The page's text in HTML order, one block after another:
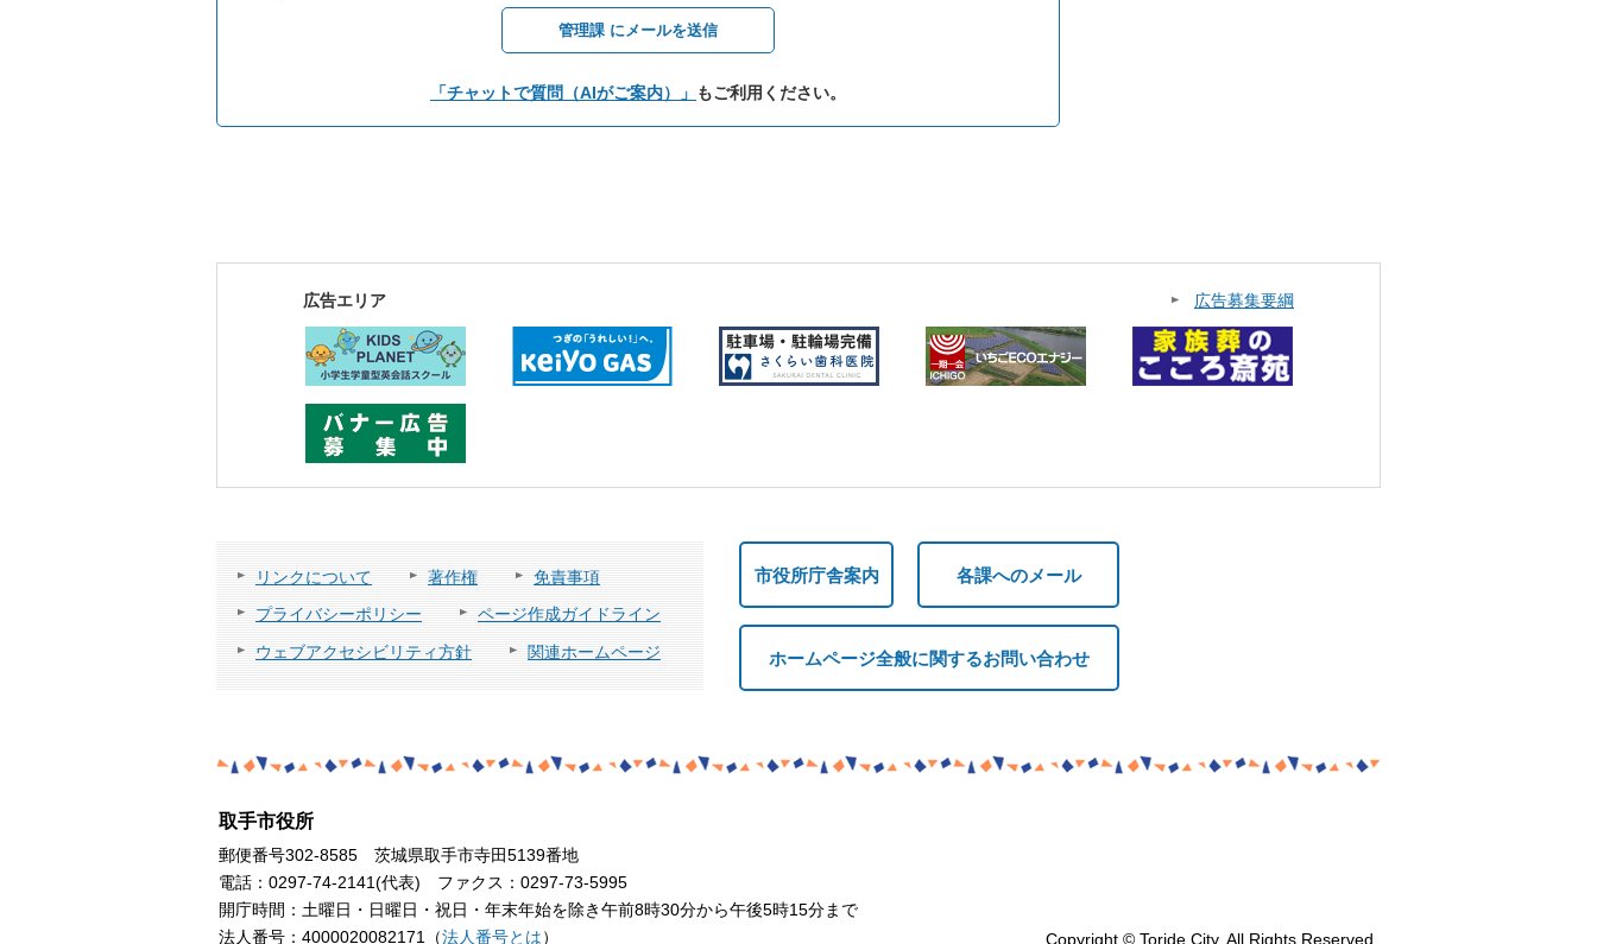
管理課 にメールを送信
「チャットで質問（AIがご案内）」 もご利用ください。
広告エリア 広告募集要綱
リンクについて 著作権
免責事項
プライバシーポリシー
ページ作成ガイドライン
ウェブアクセシビリティ方針
関連ホームページ
市役所庁舎案内 各課へのメール
ホームページ全般に関するお問い合わせ
取手市役所
郵便番号302-8585 茨城県取手市寺田5139番地
電話：0297-74-2141(代表) ファクス：0297-73-5995
開庁時間：土曜日・日曜日・祝日・年末年始を除き午前8時30分から午後5時15分まで
法人番号：4000020082171（法人番号とは） Copyright © Toride City. All Rights Reserved.